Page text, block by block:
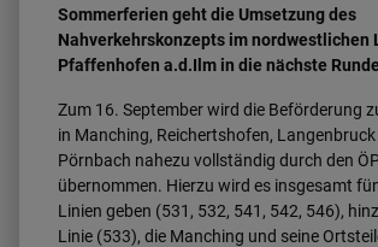
Sommerferien geht die Umsetzung des
Nahverkehrskonzepts im nordwestlichen
Pfaffenhofen a.d.Ilm in die nächste
Zum 16. September wird die Beförderung
in Manching, Reichertshofen, Langenbruck
Pörnbach nahezu vollständig durch den
übernommen. Hierzu wird es insgesamt
Linien geben (531, 532, 541, 542, 546),
Linie (533), die Manching und seine